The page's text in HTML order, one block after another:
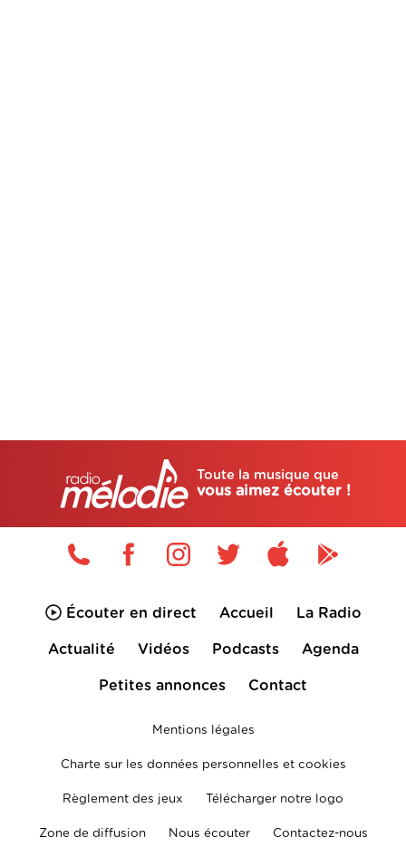
Toute la musique que
vous aimez écouter !
Écouter en direct Accueil La Radio
Actualité Vidéos Podcasts Agenda
Petites annonces Contact
Mentions légales
Charte sur les données personnelles et cookies
Règlement des jeux Télécharger notre logo
Zone de diffusion Nous écouter Contactez-nous